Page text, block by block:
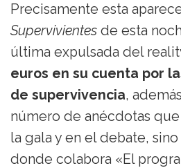
Precisamente esta
Supervivientes de esta
última expulsada del
euros en su cuenta por
de supervivencia,
número de anécdotas
la gala y en el debate,
donde colabora «El